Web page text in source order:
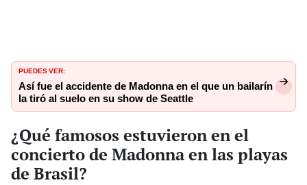
PUEDES VER:
Así fue el accidente de Madonna en el que un bailarín
la tiró al suelo en su show de Seattle
¿Qué famosos estuvieron en el
concierto de Madonna en las playas
de Brasil?